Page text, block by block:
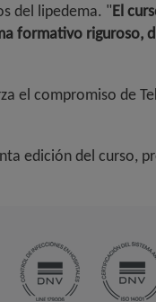
del lipedema. "El
formativo riguroso,
el compromiso de
edición del curso,